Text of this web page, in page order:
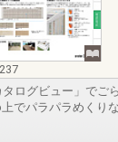
ログビュー」でご
でパラパラめくり